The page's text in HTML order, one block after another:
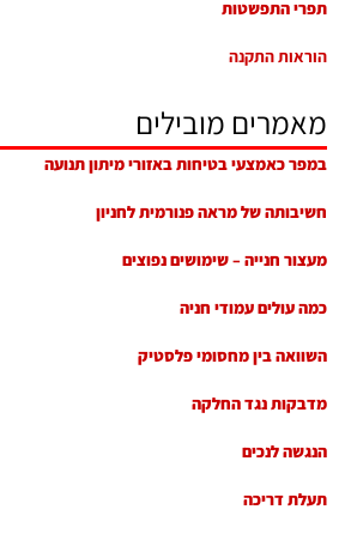
תפרי התפשטות
הוראות התקנה
מאמרים מובילים
במפר כאמצעי בטיחות באזורי מיתון תנועה
חשיבותה של מראה פנורמית לחניון
מעצור חנייה – שימושים נפוצים
כמה עולים עמודי חניה
השוואה בין מחסומי פלסטיק
מדבקות נגד החלקה
הנגשה לנכים
תעלת דריכה